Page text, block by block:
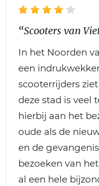
“Scooters van
In het Noorden
een
scooterrijders
deze stad is veel
hierbij aan het
oude als de
en de
bezoeken van
al een hele